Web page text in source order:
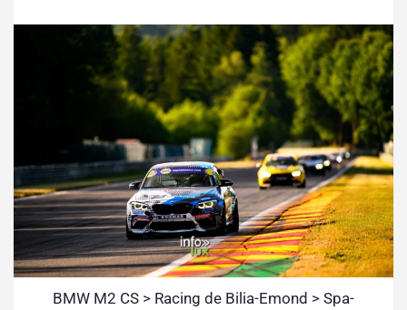
BMW M2 CS > Racing de Bilia-Emond > Spa-